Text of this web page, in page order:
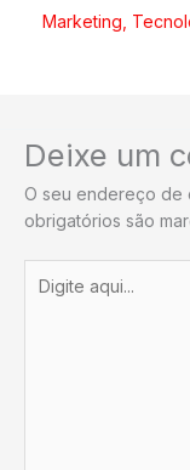
Marketing
Deixe um
O seu endereço de
obrigatórios são
aqui...